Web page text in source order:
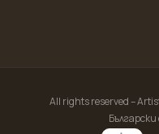
All rights reserved –